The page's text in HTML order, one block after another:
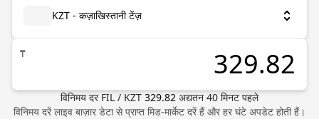
KZT - कज़ाखिस्तानी टेंज़
₸
विनिमय दर FIL / KZT 329.82 अद्यतन 40 मिनट पहले
विनिमय दरें लाइव बाज़ार डेटा से प्राप्त मिड-मार्केट दरें हैं और हर घंटे अपडेट होती हैं।